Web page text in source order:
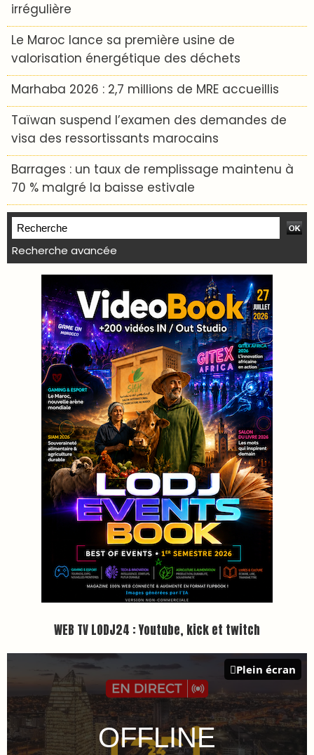
irrégulière
Le Maroc lance sa première usine de
valorisation énergétique des déchets
Marhaba 2026 : 2,7 millions de MRE accueillis
Taïwan suspend l’examen des demandes de
visa des ressortissants marocains
Barrages : un taux de remplissage maintenu à
70 % malgré la baisse estivale
Recherche avancée
WEB TV LODJ24 : Youtube, kick et twitch
Plein écran